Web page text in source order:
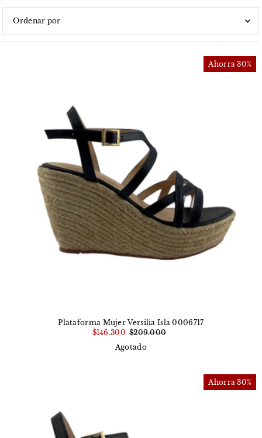
Características
Alfabéticamente, Z-A
Precio, menor a mayor
Precio, mayor a menor
Fecha: antiguo(a) a reciente
Fecha: reciente a antiguo(a)
Ahorra 30%
Plataforma Mujer Versilia Isla 0006717
$146.300 $209.000
Agotado
Ahorra 30%